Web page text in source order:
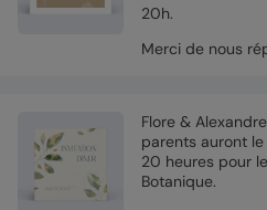
20h.
Merci de nous
Flore &
parents auront
20 heures pour
Botanique.